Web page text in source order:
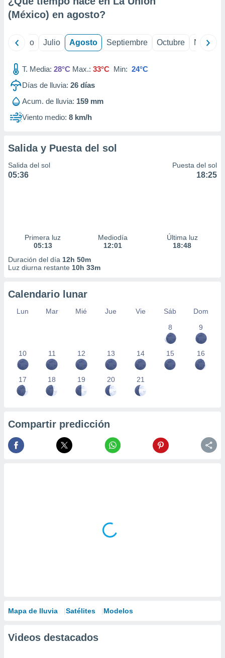
e
publicidad
publicidad
de
(México) en agosto?
Junio Julio Agosto Septiembre Octubre
T. Media: 28°C Max.: 33°C Min: 24°C
Días de lluvia: 26 días
Acum. de lluvia: 159 mm
Viento medio: 8 km/h
Salida y Puesta del sol
Salida del sol
05:36
Puesta del sol
18:25
Primera luz
05:13
Mediodía
12:01
Última luz
18:48
Duración del día 12h 50m
Luz diurna restante 10h 33m
Calendario lunar
Lun Mar Mié Jue Vie Sáb
Dom
8
9
10 11 12 13 14 15 16
17 18 19 20 21
Compartir predicción
Mapa de lluvia Satélites Modelos
Videos destacados